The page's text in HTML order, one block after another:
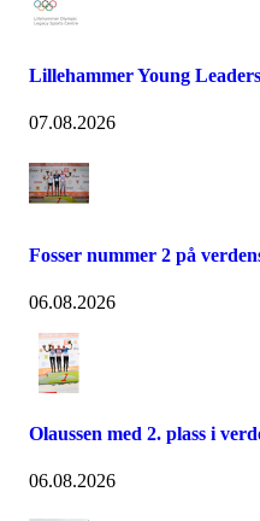
Lillehammer Young
07.08.2026
Fosser nummer 2 på
06.08.2026
Olaussen med 2. plass i
06.08.2026